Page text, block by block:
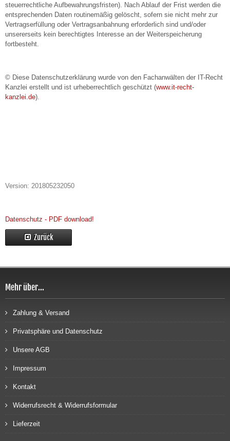
steuerrechtliche Aufbewahrungsfristen). Nach Ablauf der Frist werden die
entsprechenden Daten routinemäßig gelöscht, sofern sie nicht mehr zur
Vertragserfüllung oder Vertragsanbahnung erforderlich sind und/oder
unsererseits kein berechtigtes Interesse an der Weiterspeicherung
fortbesteht.
© Diese Datenschutzerklärung wurde von den Fachanwälten der IT-Recht
Kanzlei erstellt und ist urheberrechtlich geschützt (www.it-recht-
kanzlei.de).
Version: 201805232050
Datenschutz - PDF download!
Zurück
Mehr über...
Zahlung & Versand
Privatsphäre und Datenschutz
Unsere AGB
Impressum
Kontakt
Widerrufsrecht & Widerrufsformular
Lieferzeit